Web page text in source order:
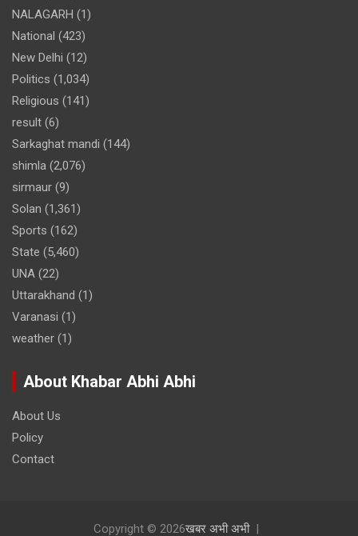
NALAGARH (1)
National (423)
New Delhi (12)
Politics (1,034)
Religious (141)
result (6)
Sarkaghat mandi (144)
shimla (2,076)
sirmaur (9)
Solan (1,361)
Sports (162)
State (5,460)
UNA (22)
Uttarakhand (1)
Varanasi (1)
weather (1)
About Khabar Abhi Abhi
About Us
Policy
Contact
Copyright © 2026खबर अभी अभी